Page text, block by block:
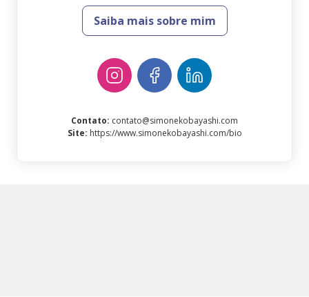
Saiba mais sobre mim
Contato: contato@simonekobayashi.com
Site: https://www.simonekobayashi.com/bio